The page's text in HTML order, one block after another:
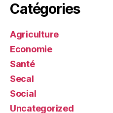
Catégories
Agriculture
Economie
Santé
Secal
Social
Uncategorized